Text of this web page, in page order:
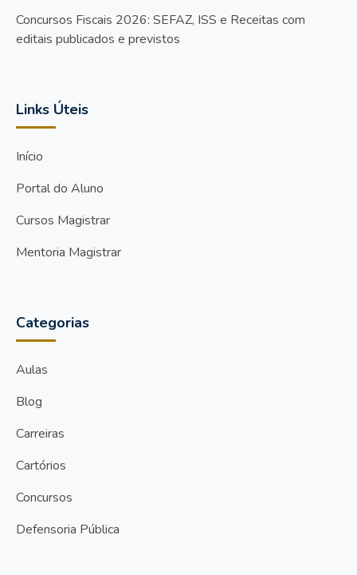
Concursos Fiscais 2026: SEFAZ, ISS e Receitas com
editais publicados e previstos
Links Úteis
Início
Portal do Aluno
Cursos Magistrar
Mentoria Magistrar
Categorias
Aulas
Blog
Carreiras
Cartórios
Concursos
Defensoria Pública